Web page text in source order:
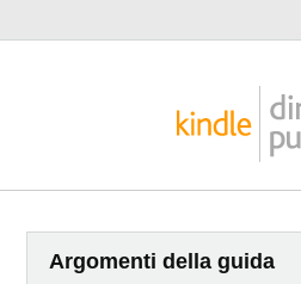
Argomenti della guida